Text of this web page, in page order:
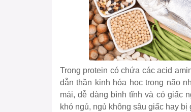
Trong protein có chứa các acid
dẫn thần kinh hóa học trong não
mái, dễ dàng bình tĩnh và có giấc
khó ngủ, ngủ không sâu giấc hay